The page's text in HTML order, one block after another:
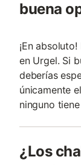
buena
¡En
en Urgel. Si
deberías
únicamente
ninguno
¿Los